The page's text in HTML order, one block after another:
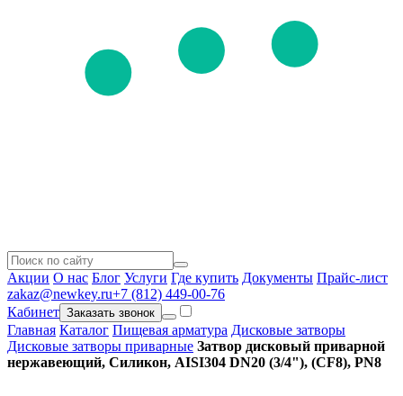
Акции О нас Блог Услуги Где купить Документы Прайс-лист
zakaz@newkey.ru+7 (812) 449-00-76
Кабинет Заказать звонок
Главная Каталог Пищевая арматура Дисковые затворы
Дисковые затворы приварные Затвор дисковый приварной
нержавеющий, Силикон, AISI304 DN20 (3/4"), (CF8), PN8